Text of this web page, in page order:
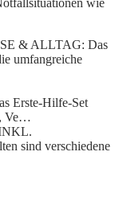
& ALLTAG: Das
umfangreiche
Erste-Hilfe-Set
Ve…
sind verschiedene